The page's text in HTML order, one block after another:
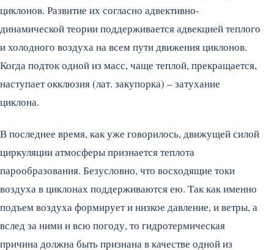
циклонов. Развитие их согласно адвективно-
динамической теории поддерживается адвекцией теплого
и холодного воздуха на всем пути движения циклонов.
Когда подток одной из масс, чаще теплой, прекращается,
наступает окклюзия (лат. закупорка) – затухание
циклона.
В последнее время, как уже говорилось, движущей силой
циркуляции атмосферы признается теплота
парообразования. Безусловно, что восходящие токи
воздуха в циклонах поддерживаются ею. Так как именно
подъем воздуха формирует и низкое давление, и ветры, а
вслед за ними и всю погоду, то гидротермическая
причина должна быть признана в качестве одной из